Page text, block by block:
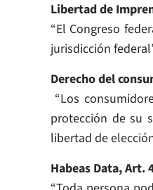
Libertad de
“El Congreso
jurisdicción
Derecho del
“Los
protección de su
libertad de
Habeas Data, Art.